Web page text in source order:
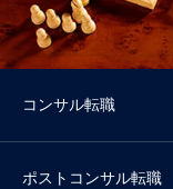
コンサル転職
ポストコンサル転職